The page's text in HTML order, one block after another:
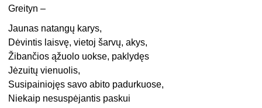
Greityn –
Jaunas natangų karys,
Dėvintis laisvę, vietoj šarvų, akys,
Žibančios ąžuolo uokse, paklydęs
Jėzuitų vienuolis,
Susipainiojęs savo abito padurkuose,
Niekaip nesuspėjantis paskui